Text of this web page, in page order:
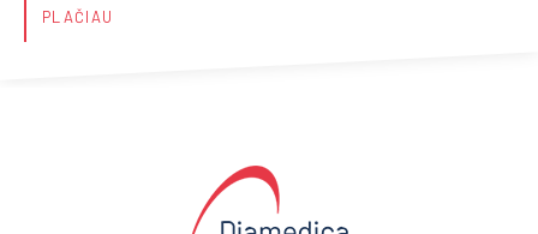
PLAČIAU